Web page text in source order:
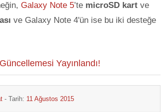
Galaxy Note 5’te microSD kart ve
ve Galaxy Note 4'ün ise bu iki desteğe
Yayınlandı!
- Tarih: 11 Ağustos 2015